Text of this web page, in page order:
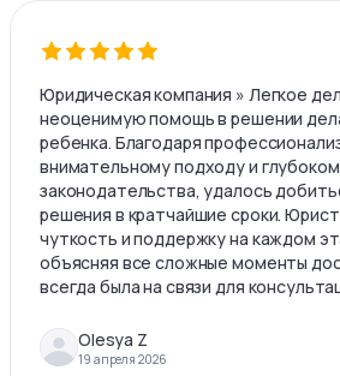
Юридическая компания » Легкое
неоценимую помощь в решении
ребенка. Благодаря
внимательному подходу и
законодательства, удалось
решения в кратчайшие сроки.
чуткость и поддержку на каждом
объясняя все сложные моменты
всегда была на связи для
Olesya Z
19 апреля 2026